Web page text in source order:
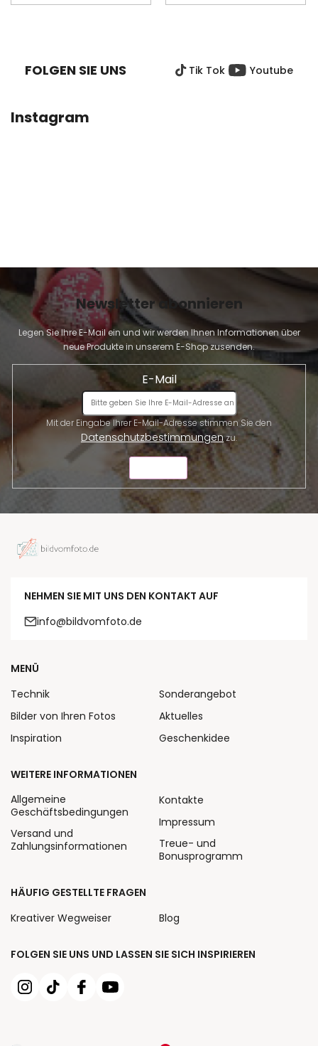
FOLGEN SIE UNS Tik Tok Youtube
Instagram
Newsletter abonnieren
Legen Sie Ihre E-Mail ein und wir werden Ihnen Informationen über
neue Produkte in unserem E-Shop zusenden.
E-Mail
Datenschutzbestimmungenzu.
NEHMEN SIE MIT UNS DEN KONTAKT AUF
info@bildvomfoto.de
FOLGEN SIE UNS UND LASSEN SIE SICH INSPIRIEREN
MENÜ
Technik
Bilder von Ihren Fotos
Inspiration
Sonderangebot
Aktuelles
Geschenkidee
WEITERE INFORMATIONEN
Allgemeine
Geschäftsbedingungen
Versand und
Zahlungsinformationen
Kontakte
Impressum
Treue- und
Bonusprogramm
HÄUFIG GESTELLTE FRAGEN
Kreativer Wegweiser
Blog